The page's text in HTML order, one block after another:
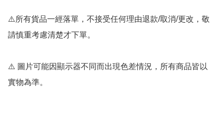
⚠️所有貨品一經落單，不接受任何理由退款/取消/更改，敬
請慎重考慮清楚才下單。
⚠️ 圖片可能因顯示器不同而出現色差情況，所有商品皆以
實物為準。